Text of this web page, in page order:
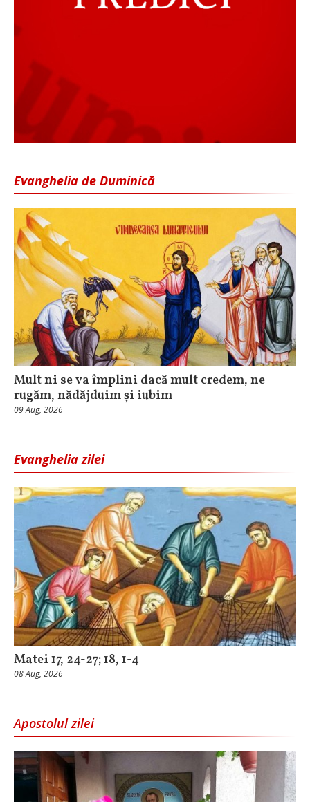
Evanghelia de Duminică
Mult ni se va împlini dacă mult credem, ne
rugăm, nădăjduim și iubim
09 Aug, 2026
Evanghelia zilei
Matei 17, 24-27; 18, 1-4
08 Aug, 2026
Apostolul zilei